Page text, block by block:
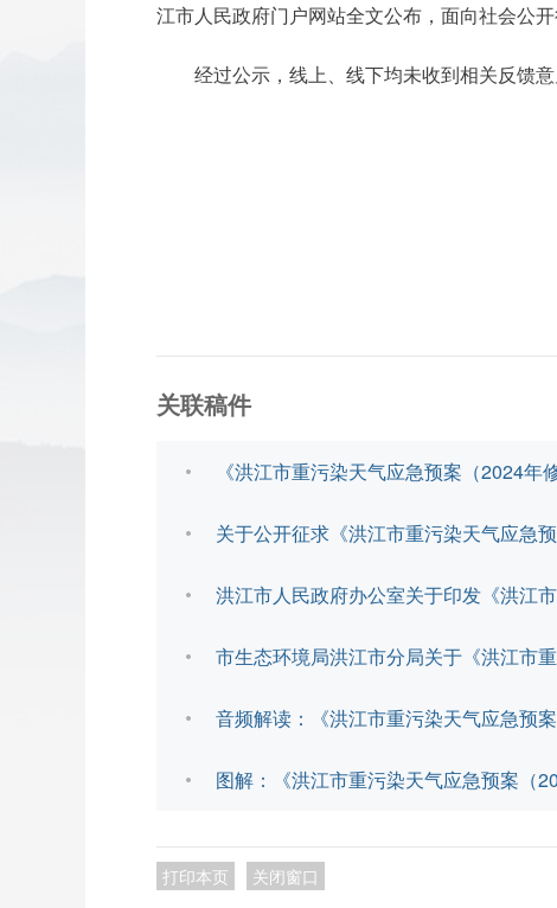
江市人民政府门户网站全文公布，面向社会公
经过公示，线上、线下均未收到相关反馈意
关联稿件
《洪江市重污染天气应急预案（2024
关于公开征求《洪江市重污染天气应急
洪江市人民政府办公室关于印发《洪江
市生态环境局洪江市分局关于《洪江市
音频解读：《洪江市重污染天气应急预
图解：《洪江市重污染天气应急预案（
打印本页 关闭窗口